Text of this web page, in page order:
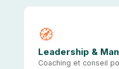
🧭
Leadership &
Coaching et conseil